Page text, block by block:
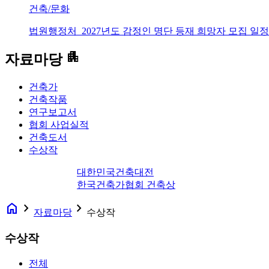
건축/문화
법원행정처_2027년도 감정인 명단 등재 희망자 모집 일
자료마당 apartment
건축가
건축작품
연구보고서
협회 사업실적
건축도서
수상작
대한민국건축대전
한국건축가협회 건축상
home navigate_next 자료마당 navigate_next 수상작
수상작
전체